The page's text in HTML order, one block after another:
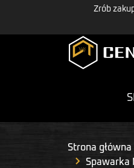
Zrób
Strona główna
Spawarka